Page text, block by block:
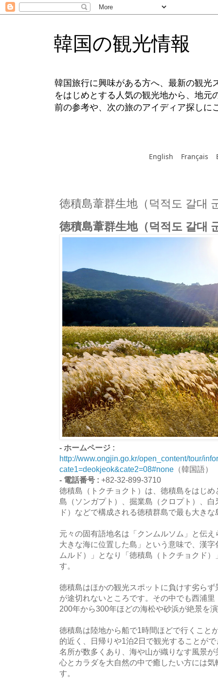
韓国の観光情報
韓国旅行に興味がある方へ、最新の観光
をはじめとする人気の観光地から、地
前の参考や、次の旅のアイディア探しに
English Français
徳積島葦群生地（덕적도 갈대
徳積島葦群生地（덕적도 갈대
- ホームページ :
http://www.ongjin.go.kr/open_content/tour/
cate1=deokjeok&cate2=08#none （韓国語）
- 電話番号 : +82-32-899-3710
徳積島（トクチョクト）は、徳積島をはじ
島（ソンガプト）、掘業島（クロプト）、
ド）などで構成される徳積群島で最も大きな
元々の固有語地名は「クンムルソム」と伝
大きな海に位置した島」という意味で、漢
ムルド）」となり「徳積島（トクチョクド
す。
徳積島はほかの観光スポットに負けす劣ら
が途切れないところです。その中でも西浦
200年から300年ほどの海松や砂浜が絶景を
徳積島は陸地から船で1時間ほどで行くこと
的近く、日帰りや1泊2日で観光することが
名所が数多くあり、海や山が織りなす風景
心とカラダを大自然の中で癒したい方には
す。